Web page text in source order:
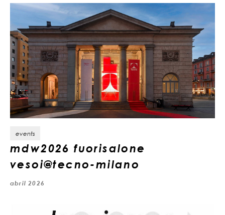
events
mdw2026 fuorisalone
vesoi@tecno-milano
abril 2026